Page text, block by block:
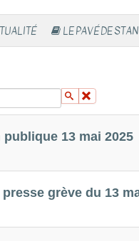
LE PAVÉ DE STAN
13 mai 2025
grève du 13